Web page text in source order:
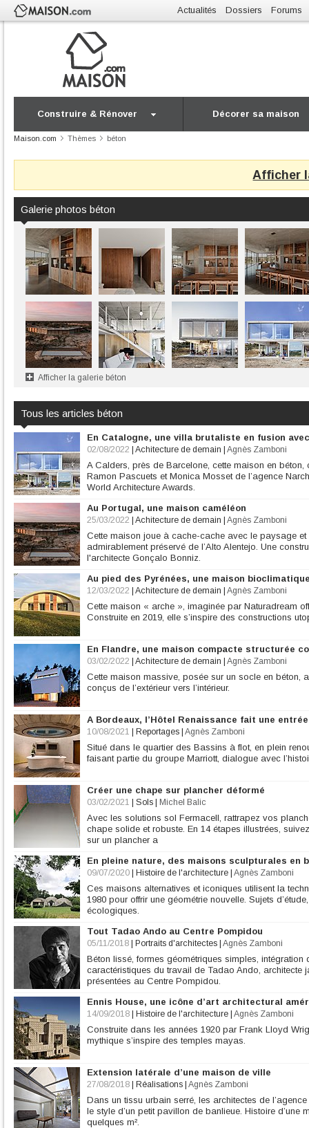
Actualités Dossiers Forums
Construire & Rénover Décorer sa maison
Maison.com Thèmes béton
Afficher
Galerie photos béton
Afficher la galerie béton
Tous les articles béton
En Catalogne, une villa brutaliste en fusion
02/08/2022 Achitecture de demain Agnès Zamboni
A Calders, près de Barcelone, cette maison en
Ramon Pascuets et Monica Mosset de l’agence
World Architecture Awards.
Au Portugal, une maison caméléon
25/03/2022 Achitecture de demain Agnès Zamboni
Cette maison joue à cache-cache avec le paysage et
admirablement préservé de l’Alto Alentejo. Une
l'architecte Gonçalo Bonniz.
Au pied des Pyrénées, une maison
12/03/2022 Achitecture de demain Agnès Zamboni
Cette maison « arche », imaginée par Naturadream
Construite en 2019, elle s’inspire des constructions
En Flandre, une maison compacte structurée
03/02/2022 Achitecture de demain Agnès Zamboni
Cette maison massive, posée sur un socle en béton,
conçus de l’extérieur vers l’intérieur.
A Bordeaux, l’Hôtel Renaissance fait une
10/08/2021 Reportages Agnès Zamboni
Situé dans le quartier des Bassins à flot, en plein
faisant partie du groupe Marriott, dialogue avec
Créer une chape sur plancher déformé
03/02/2021 Sols Michel Balic
Avec les solutions sol Fermacell, rattrapez vos
chape solide et robuste. En 14 étapes illustrées,
sur un plancher a
En pleine nature, des maisons sculpturales en
09/07/2020 Histoire de l'architecture Agnès Zamboni
Ces maisons alternatives et iconiques utilisent la
1980 pour offrir une géométrie nouvelle. Sujets
écologiques.
Tout Tadao Ando au Centre Pompidou
05/11/2018 Portraits d'architectes Agnès Zamboni
Béton lissé, formes géométriques simples, intégration
caractéristiques du travail de Tadao Ando, architecte
présentées au Centre Pompidou.
Ennis House, une icône d’art architectural
14/09/2018 Histoire de l'architecture Agnès Zamboni
Construite dans les années 1920 par Frank Lloyd
mythique s’inspire des temples mayas.
Extension latérale d’une maison de ville
27/08/2018 Réalisations Agnès Zamboni
Dans un tissu urbain serré, les architectes de
le style d’un petit pavillon de banlieue. Histoire d’une
quelques m².